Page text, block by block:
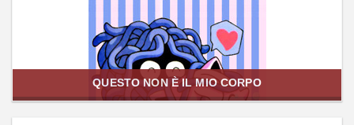
QUESTO NON È IL MIO CORPO